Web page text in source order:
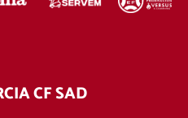
CF SAD